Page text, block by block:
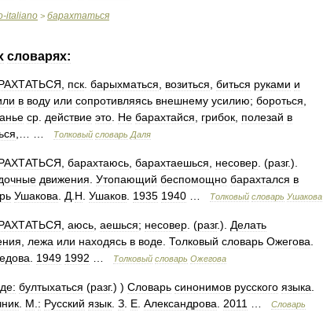
-italiano > барахтаться
словарях:
пск барыхматься возиться биться руками и
в воду или сопротивляясь внешнему усилию; бороться
ср действие это Не барахтайся грибок полезай в
Толковый словарь Даля
барахтаюсь барахтаешься несовер . (разг.).
движения Утопающий беспомощно барахтался в
Ушакова Д Н Ушаков 1935 1940 Толковый словарь Ушакова
аюсь аешься; несовер . (разг.). Делать
лежа или находясь в воде Толковый словарь Ожегова
1949 1992 Толковый словарь Ожегова
бултыхаться (разг.) ) Словарь синонимов русского языка
М : Русский язык З Е Александрова 2011
Словарь